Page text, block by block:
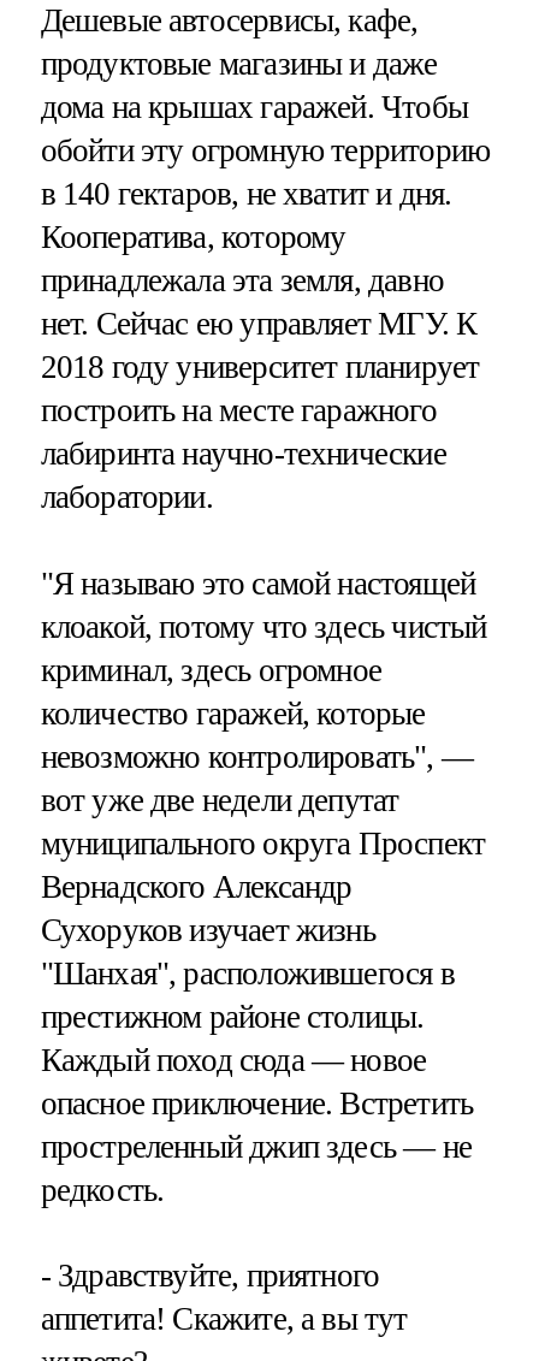
Дешевые автосервисы, кафе,
продуктовые магазины и даже
дома на крышах гаражей. Чтобы
обойти эту огромную территорию
в 140 гектаров, не хватит и дня.
Кооператива, которому
принадлежала эта земля, давно
нет. Сейчас ею управляет МГУ. К
2018 году университет планирует
построить на месте гаражного
лабиринта научно-технические
лаборатории.
"Я называю это самой настоящей
клоакой, потому что здесь чистый
криминал, здесь огромное
количество гаражей, которые
невозможно контролировать", —
вот уже две недели депутат
муниципального округа Проспект
Вернадского Александр
Сухоруков изучает жизнь
"Шанхая", расположившегося в
престижном районе столицы.
Каждый поход сюда — новое
опасное приключение. Встретить
простреленный джип здесь — не
редкость.
- Здравствуйте, приятного
аппетита! Скажите, а вы тут